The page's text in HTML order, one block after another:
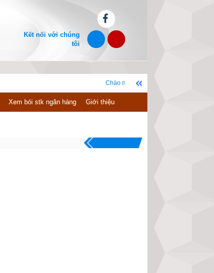
Kết nối với chúng
tôi
Chào mừng bạn đến với website xemvm.com,
Xem bói stk ngân hàng Giới thiệu